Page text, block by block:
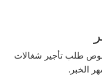
طلب تأجير شغالات
الخبر.